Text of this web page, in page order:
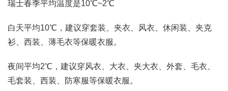
瑞士春季平均温度是10℃~2℃
白天平均10℃，建议穿套装、夹衣、风衣、休闲装、夹克
衫、西装、薄毛衣等保暖衣服。
夜间平均2℃，建议穿风衣、大衣、夹大衣、外套、毛衣、
毛套装、西装、防寒服等保暖衣服。